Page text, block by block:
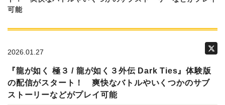
可能
2026.01.27
『龍が如く 極３ / 龍が如く３外伝 Dark Ties』体験版
の配信がスタート！ 爽快なバトルやいくつかのサブ
ストーリーなどがプレイ可能